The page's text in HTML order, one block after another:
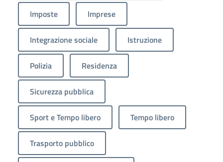
Imposte Imprese
Integrazione sociale Istruzione
Polizia Residenza
Sicurezza pubblica
Sport e Tempo libero Tempo libero
Trasporto pubblico